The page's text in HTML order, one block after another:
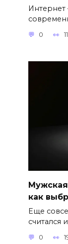
0
как
Еще
считался
0